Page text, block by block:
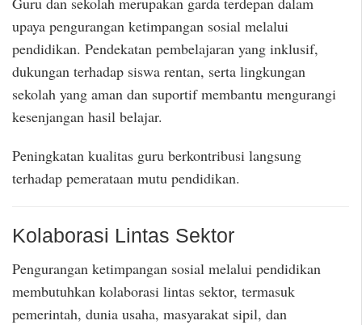
upaya pengurangan ketimpangan sosial melalui
pendidikan. Pendekatan pembelajaran yang inklusif,
dukungan terhadap siswa rentan, serta lingkungan
sekolah yang aman dan suportif membantu mengurangi
kesenjangan hasil belajar.
Peningkatan kualitas guru berkontribusi langsung
terhadap pemerataan mutu pendidikan.
Kolaborasi Lintas Sektor
Pengurangan ketimpangan sosial melalui pendidikan
membutuhkan kolaborasi lintas sektor, termasuk
pemerintah, dunia usaha, masyarakat sipil, dan